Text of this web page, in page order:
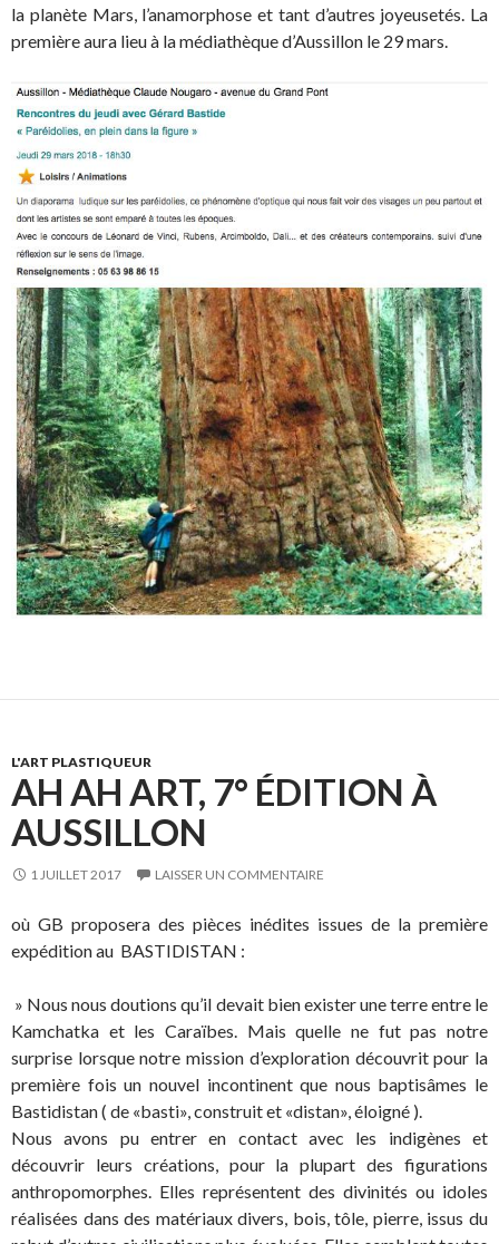
la planète Mars, l’anamorphose et tant d’autres joyeusetés. La
première aura lieu à la médiathèque d’Aussillon le 29 mars.
L'ART PLASTIQUEUR
AH AH ART, 7° ÉDITION À
AUSSILLON
1 JUILLET 2017 LAISSER UN COMMENTAIRE
où GB proposera des pièces inédites issues de la première
expédition au BASTIDISTAN :
» Nous nous doutions qu’il devait bien exister une terre entre le
Kamchatka et les Caraïbes. Mais quelle ne fut pas notre
surprise lorsque notre mission d’exploration découvrit pour la
première fois un nouvel incontinent que nous baptisâmes le
Bastidistan ( de «basti», construit et «distan», éloigné ).
Nous avons pu entrer en contact avec les indigènes et
découvrir leurs créations, pour la plupart des figurations
anthropomorphes. Elles représentent des divinités ou idoles
réalisées dans des matériaux divers, bois, tôle, pierre, issus du